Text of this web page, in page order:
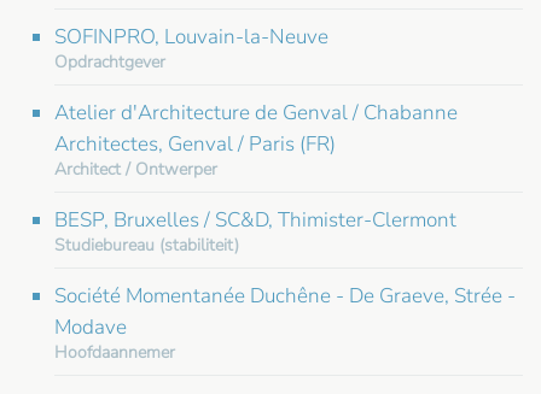
SOFINPRO, Louvain-la-Neuve
Opdrachtgever
Atelier d'Architecture de Genval / Chabanne
Architectes, Genval / Paris (FR)
Architect / Ontwerper
BESP, Bruxelles / SC&D, Thimister-Clermont
Studiebureau (stabiliteit)
Société Momentanée Duchêne - De Graeve, Strée -
Modave
Hoofdaannemer